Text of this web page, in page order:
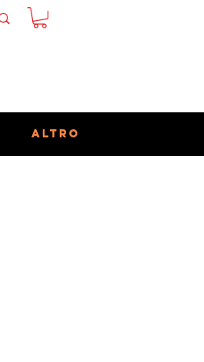
Altro